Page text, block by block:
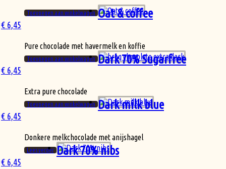
Toevoegen aan winkelwagen Oat & coffee
€ 6,45
Pure chocolade met havermelk en koffie
Toevoegen aan winkelwagen Dark 70% Sugarfree
€ 6,45
Extra pure chocolade
Toevoegen aan winkelwagen Dark milk blue
€ 6,45
Donkere melkchocolade met anijshagel
Lees verder Dark 70% nibs
€ 6,45